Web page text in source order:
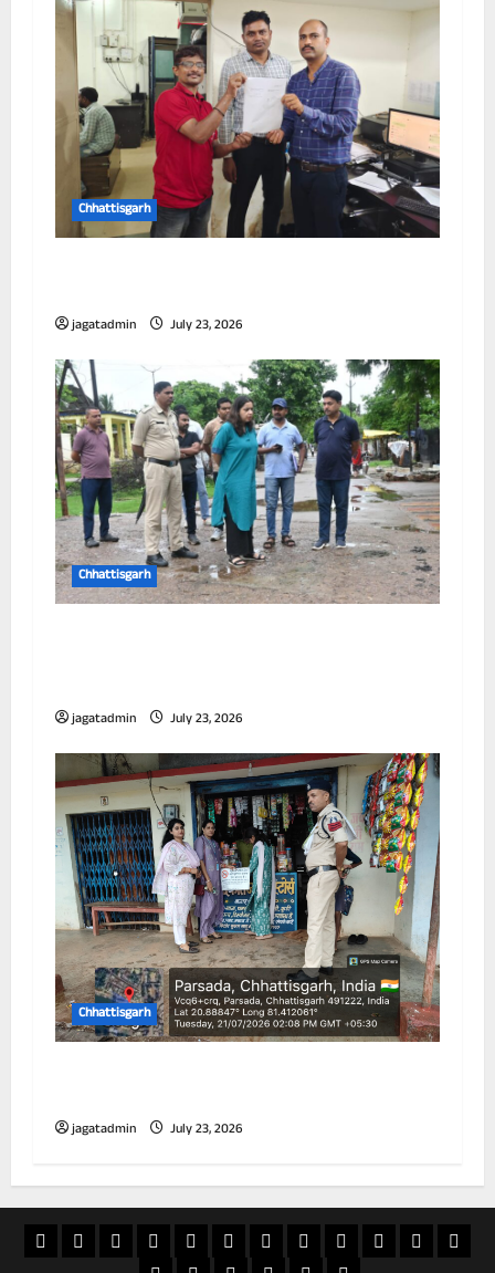
Chhattisgarh
jagatadmin July 23, 2026
Chhattisgarh
jagatadmin July 23, 2026
Chhattisgarh
jagatadmin July 23, 2026
खास
राज्य विदेशअपराध
देश खेल आस्थामनोरंजनवीडियोचुनावराशिफल